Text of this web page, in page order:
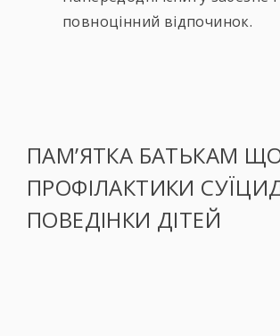
повноцінний відпочинок.
ПАМ’ЯТКА БАТЬКАМ
ПРОФІЛАКТИКИ
ПОВЕДІНКИ ДІТЕЙ